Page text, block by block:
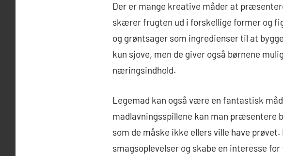
Der er mange kreative måder at
skærer frugten ud i forskellige former og
og grøntsager som ingredienser til at
kun sjove, men de giver også børnene
næringsindhold.
Legemad kan også være en fantastisk
madlavningsspillene kan man præsentere
som de måske ikke ellers ville have
smagsoplevelser og skabe en interesse